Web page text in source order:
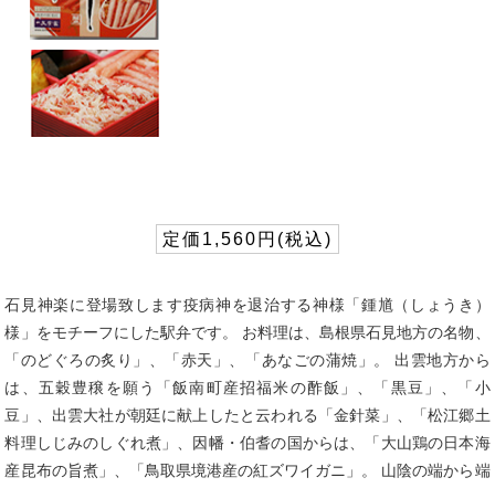
定価1,560円(税込)
石見神楽に登場致します疫病神を退治する神様「鍾馗（しょうき）
様」をモチーフにした駅弁です。 お料理は、島根県石見地方の名物、
「のどぐろの炙り」、「赤天」、「あなごの蒲焼」。 出雲地方から
は、五穀豊穣を願う「飯南町産招福米の酢飯」、「黒豆」、「小
豆」、出雲大社が朝廷に献上したと云われる「金針菜」、「松江郷土
料理しじみのしぐれ煮」、因幡・伯耆の国からは、「大山鶏の日本海
産昆布の旨煮」、「鳥取県境港産の紅ズワイガニ」。 山陰の端から端